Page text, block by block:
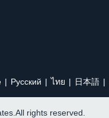
Ρусский ไทย 日本語
rights reserved.